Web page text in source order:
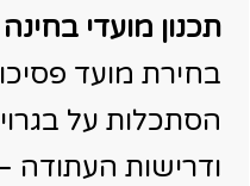
תכנון מועדי
בחירת מועד
הסתכלות על
ודרישות העתודה